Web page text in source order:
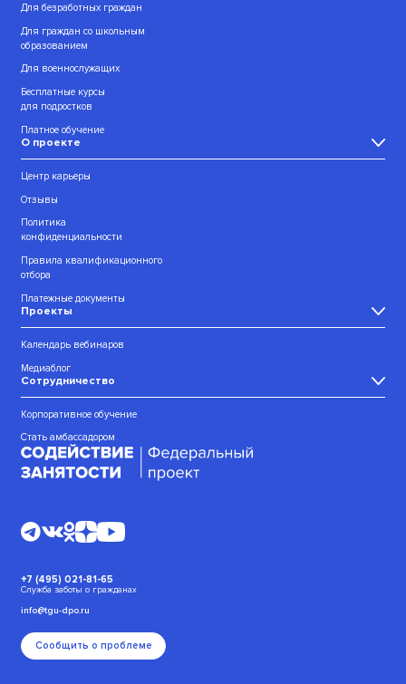
+7 (495) 021-81-65
Служба заботы о гражданах
info@tgu-dpo.ru
Сообщить о проблеме
Для безработных граждан
Для граждан со школьным
образованием
Для военнослужащих
Бесплатные курсы
для подростков
Платное обучение
О проекте
Центр карьеры
Отзывы
Политика
конфиденциальности
Правила квалификационного
отбора
Платежные документы
Проекты
Календарь вебинаров
Медиаблог
Сотрудничество
Корпоративное обучение
Стать амбассадором